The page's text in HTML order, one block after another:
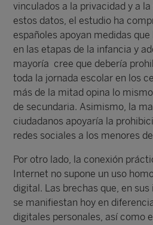
vinculados a la privacidad y a
estos datos, el estudio ha
españoles apoyan medidas
en las etapas de la infancia y
mayoría cree que debería
toda la jornada escolar en los
más de la mitad opina lo
de secundaria. Asimismo, la
ciudadanos apoyaría la
redes sociales a los menores
Por otro lado, la conexión
Internet no supone un uso
digital. Las brechas que, en
se manifiestan hoy en
digitales personales, así como